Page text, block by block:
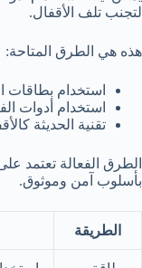
لتجنب تلف الأقفال.
هذه هي الطرق المتاحة:
استخدام بطاقات
استخدام أدوات
تقنية الحديثة
الطرق الفعالة تعتمد
بأسلوب آمن وموثوق.
الطريقة